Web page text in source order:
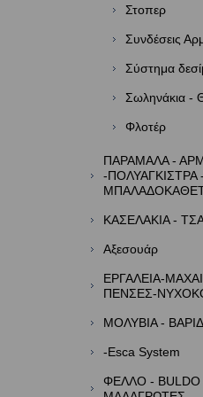
Στοπερ
Συνδέσεις
Σύστημα
Σωληνάκια -
Φλοτέρ
ΠΑΡΑΜΑΛΑ -
-ΠΟΛΥΑΓΚΙΣΤΡΑ -
ΚΑΣΕΛΑΚΙΑ -
Αξεσουάρ
ΕΡΓΑΛΕΙΑ-
ΠΕΝΣΕΣ-
ΜΟΛΥΒΙΑ -
-Esca System
ΦΕΛΛΟ -